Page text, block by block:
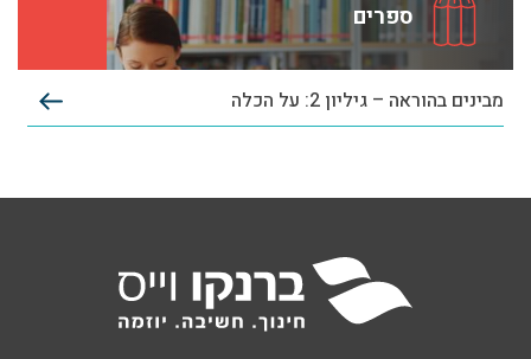
ספרים
מבינים בהוראה – גיליון 2: על הכלה